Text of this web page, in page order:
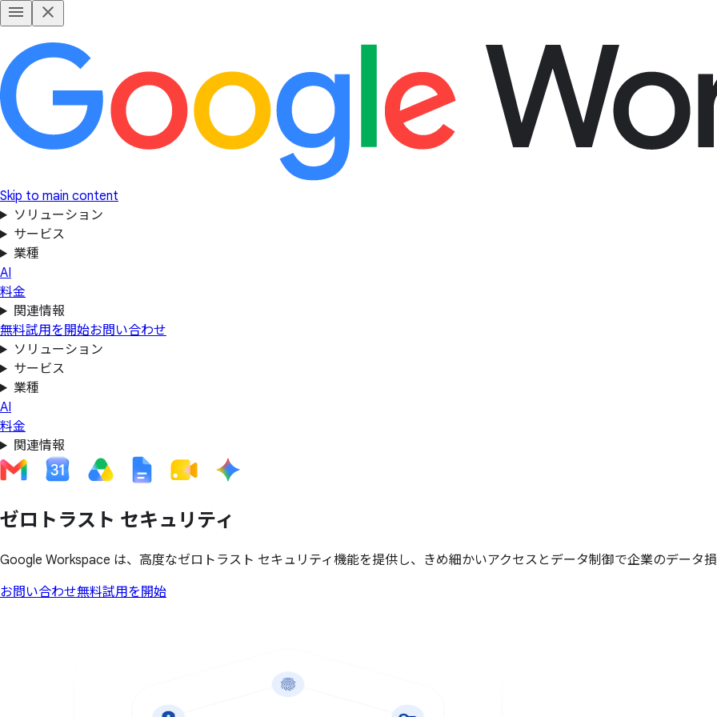
Skip to main content
ソリューション
サービス
業種
AI
料金
関連情報
無料試用を開始お問い合わせ
ソリューション
サービス
業種
AI
料金
関連情報
ゼロトラスト セキュリティ
Google Workspace は、高度なゼロトラスト セキュリティ機能を提供し、きめ細かいアクセスとデータ制御で企業のデータ損
お問い合わせ無料試用を開始